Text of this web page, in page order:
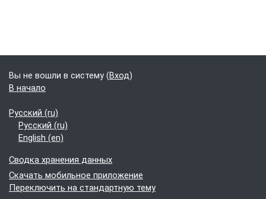
Вы не вошли в систему (Вход)
В начало
Русский ‎(ru)‎
Русский ‎(ru)‎
English ‎(en)‎
Сводка хранения данных
Скачать мобильное приложение
Переключить на стандартную тему